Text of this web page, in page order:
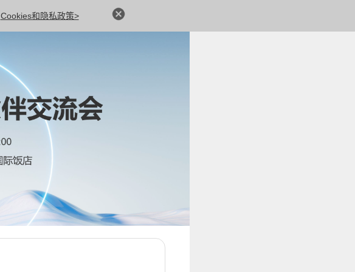
Cookies和隐私政策>